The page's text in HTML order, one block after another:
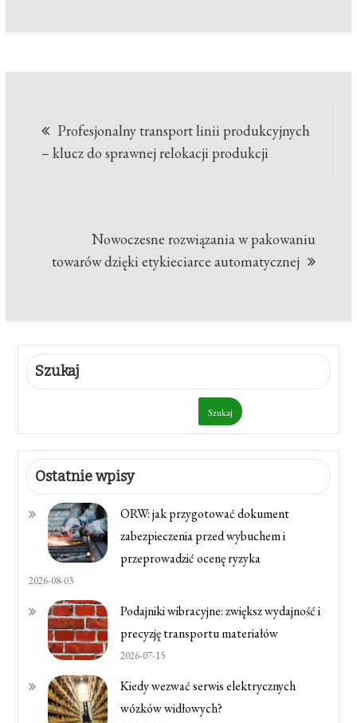
wpisu
Profesjonalny transport linii produkcyjnych
– klucz do sprawnej relokacji produkcji
Nowoczesne rozwiązania w pakowaniu
towarów dzięki etykieciarce automatycznej
Szukaj
Szukaj
Ostatnie wpisy
ORW: jak przygotować dokument
zabezpieczenia przed wybuchem i
przeprowadzić ocenę ryzyka
2026-08-03
Podajniki wibracyjne: zwiększ wydajność i
precyzję transportu materiałów
2026-07-15
Kiedy wezwać serwis elektrycznych
wózków widłowych?